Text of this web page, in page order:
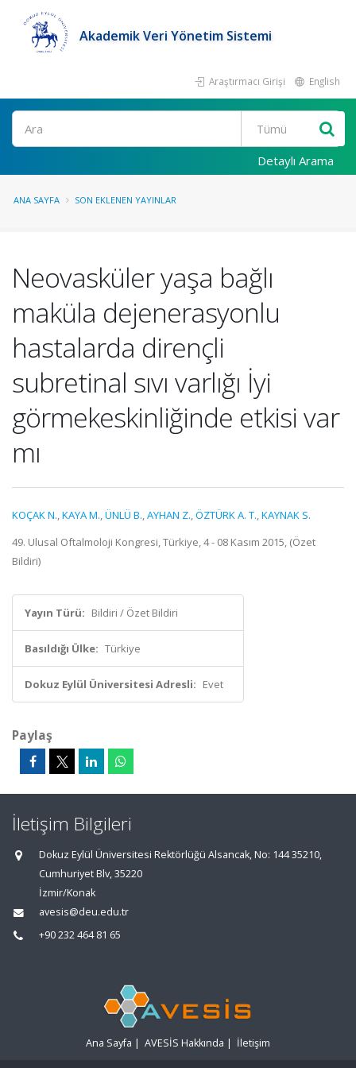
Akademik Veri Yönetim Sistemi
Araştırmacı Girişi English
Ara
Detaylı Arama
ANA SAYFA SON EKLENEN YAYINLAR
Neovasküler yaşa bağlı
maküla dejenerasyonlu
hastalarda dirençli
subretinal sıvı varlığı İyi
görmekeskinliğinde etkisi var
mı
KOÇAK N.,KAYA M.,ÜNLÜ B.,AYHAN Z.,ÖZTÜRK A. T.,KAYNAK S.
49. Ulusal Oftalmoloji Kongresi, Türkiye, 4 - 08 Kasım 2015, (Özet
Bildiri)
Yayın Türü: Bildiri / Özet Bildiri
Basıldığı Ülke: Türkiye
Dokuz Eylül Üniversitesi Adresli: Evet
Paylaş
İletişim Bilgileri
Dokuz Eylül Üniversitesi Rektörlüğü Alsancak, No: 144 35210,
Cumhuriyet Blv, 35220
İzmir/Konak
avesis@deu.edu.tr
+90 232 464 81 65
Ana Sayfa | AVESİS Hakkında | İletişim